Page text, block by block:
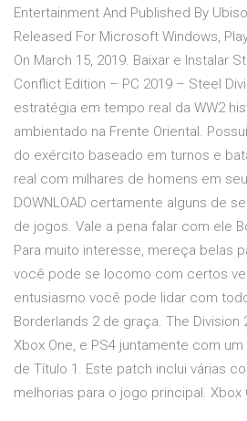
Entertainment And Published By
Released For Microsoft Windows,
On March 15, 2019. Baixar e Instalar
Conflict Edition – PC 2019 – Steel
estratégia em tempo real da WW2
ambientado na Frente Oriental.
do exército baseado em turnos e
real com milhares de homens em
DOWNLOAD certamente alguns de
de jogos. Vale a pena falar com ele
Para muito interesse, mereça belas
você pode se locomo com certos
entusiasmo você pode lidar com
Borderlands 2 de graça. The Division
Xbox One, e PS4 juntamente com
de Título 1. Este patch inclui várias
melhorias para o jogo principal. Xbox